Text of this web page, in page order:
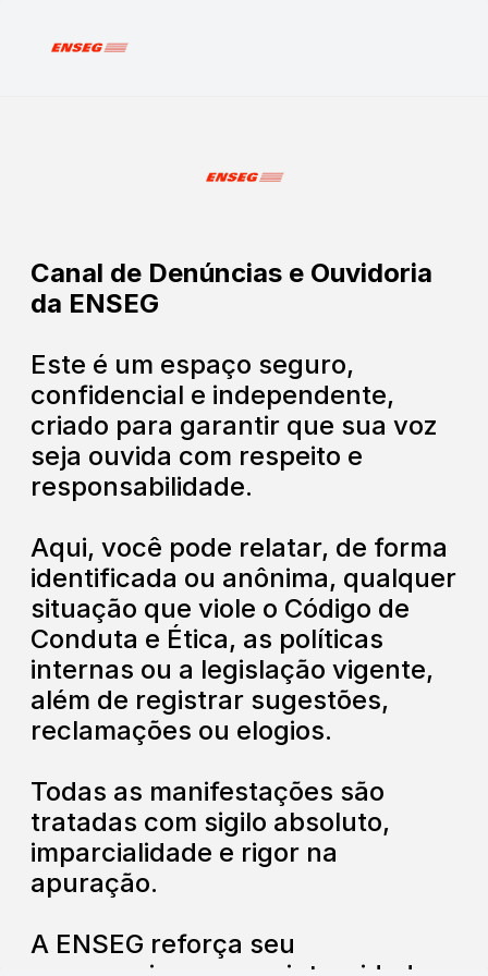
Canal de Denúncias e Ouvidoria
da ENSEG
Este é um espaço seguro,
confidencial e independente,
criado para garantir que sua voz
seja ouvida com respeito e
responsabilidade.
Aqui, você pode relatar, de forma
identificada ou anônima, qualquer
situação que viole o Código de
Conduta e Ética, as políticas
internas ou a legislação vigente,
além de registrar sugestões,
reclamações ou elogios.
Todas as manifestações são
tratadas com sigilo absoluto,
imparcialidade e rigor na
apuração.
A ENSEG reforça seu